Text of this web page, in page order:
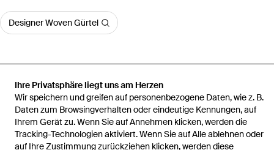
Ihre Privatsphäre liegt uns am Herzen
Wir speichern und greifen auf personenbezogene Daten, wie z. B.
Daten zum Browsingverhalten oder eindeutige Kennungen, auf
Ihrem Gerät zu. Wenn Sie auf Annehmen klicken, werden die
Tracking-Technologien aktiviert. Wenn Sie auf Alle ablehnen oder
auf Ihre Zustimmung zurückziehen klicken, werden diese
Designer Woven Gürtel
Startseite Herren Gürtel Ryan Ledergürtel Mit Logo-Schlaufe